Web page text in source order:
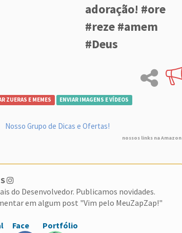
adoração! #ore
#reze #amem
#Deus
ZUERAS E MEMES ENVIAR IMAGENS E VÍDEOS
Nosso Grupo de Dicas e Ofertas!
nossos links na Amazon
do Desenvolvedor. Publicamos novidades.
em algum post "Vim pelo MeuZapZap!"
Face Portfólio